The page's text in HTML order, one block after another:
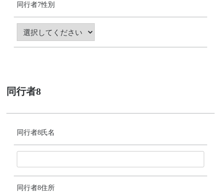
同行者7性別
同行者8
同行者8氏名
同行者8住所